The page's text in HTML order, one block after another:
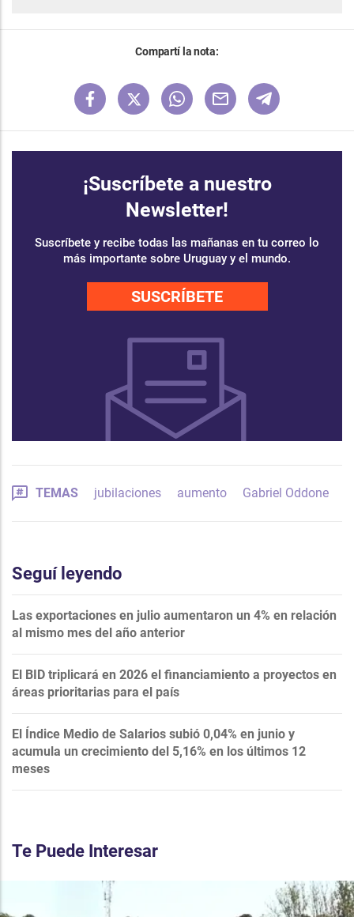
Compartí la nota:
¡Suscríbete a nuestro
Newsletter!
Suscríbete y recibe todas las mañanas en tu correo lo
más importante sobre Uruguay y el mundo.
SUSCRÍBETE
TEMAS jubilaciones aumento Gabriel Oddone
Seguí leyendo
Las exportaciones en julio aumentaron un 4% en relación
al mismo mes del año anterior
El BID triplicará en 2026 el financiamiento a proyectos en
áreas prioritarias para el país
El Índice Medio de Salarios subió 0,04% en junio y
acumula un crecimiento del 5,16% en los últimos 12
meses
Te Puede Interesar